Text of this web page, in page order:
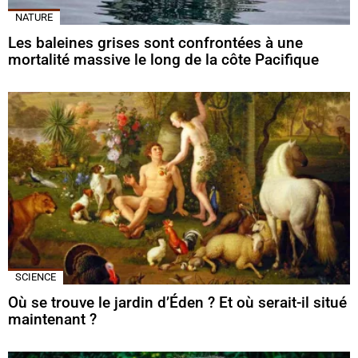
NATURE
Les baleines grises sont confrontées à une
mortalité massive le long de la côte Pacifique
SCIENCE
Où se trouve le jardin d’Éden ? Et où serait-il situé
maintenant ?